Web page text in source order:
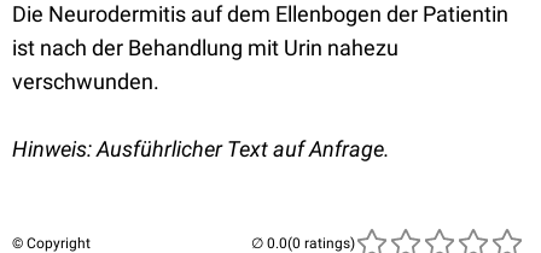
Die Neurodermitis auf dem Ellenbogen der Patientin
ist nach der Behandlung mit Urin nahezu
verschwunden.
Hinweis: Ausführlicher Text auf Anfrage.
© Copyright (0 ratings)